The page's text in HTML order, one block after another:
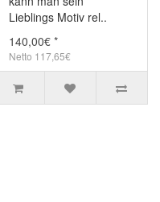
Lieblings Motiv rel..
140,00€ *
Netto 117,65€